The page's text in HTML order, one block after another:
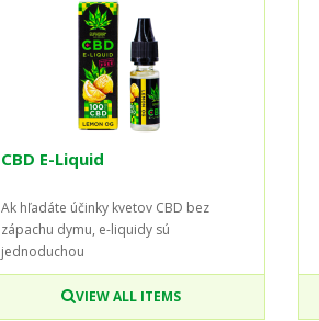
CBD E-Liquid
Ak hľadáte účinky kvetov CBD bez
zápachu dymu, e-liquidy sú
jednoduchou
VIEW ALL ITEMS